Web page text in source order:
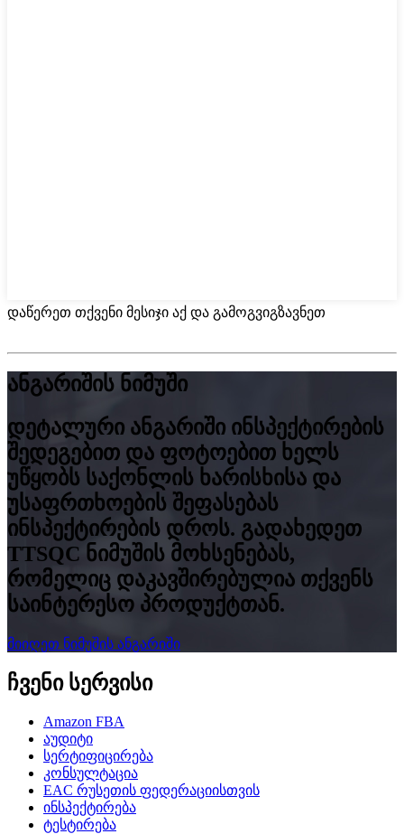
დაწერეთ თქვენი მესიჯი აქ და გამოგვიგზავნეთ
ანგარიშის ნიმუში
დეტალური ანგარიში ინსპექტირების
შედეგებით და ფოტოებით ხელს
უწყობს საქონლის ხარისხისა და
უსაფრთხოების შეფასებას
ინსპექტირების დროს. გადახედეთ
TTSQC ნიმუშის მოხსენებას,
რომელიც დაკავშირებულია თქვენს
საინტერესო პროდუქტთან.
მიიღეთ ნიმუშის ანგარიში
ჩვენი სერვისი
Amazon FBA
აუდიტი
სერტიფიცირება
კონსულტაცია
EAC რუსეთის ფედერაციისთვის
ინსპექტირება
ტესტირება